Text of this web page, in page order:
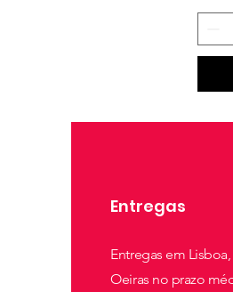
Entregas
Entregas em Lisboa,
Oeiras no prazo